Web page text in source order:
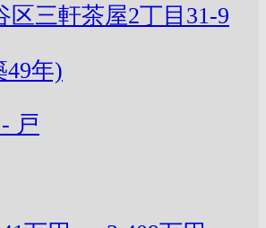
区三軒茶屋2丁目31-9
49年)
戸